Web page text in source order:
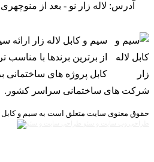
آدرس: لاله زار نو - بعد از
سیم و کابل لاله زار ارائه
از برترین برندها با
کابل پروژه های ساختمانی
شرکت های ساختمانی سراسر کشور.
حقوق معنوی سایت متعلق است به سیم و کابل